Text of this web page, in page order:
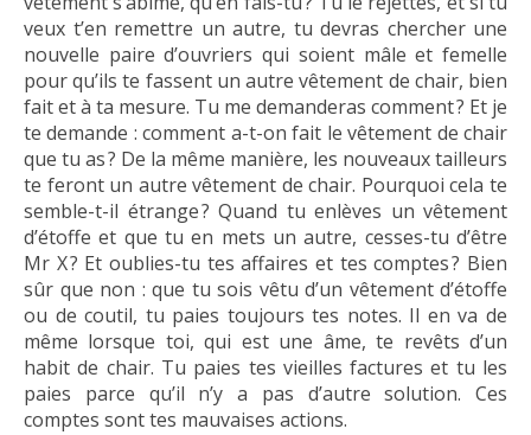
veux t’en remettre un autre, tu devras chercher une
nouvelle paire d’ouvriers qui soient mâle et femelle
pour qu’ils te fassent un autre vêtement de chair, bien
fait et à ta mesure. Tu me demanderas comment ? Et je
te demande : comment a-t-on fait le vêtement de chair
que tu as ? De la même manière, les nouveaux tailleurs
te feront un autre vêtement de chair. Pourquoi cela te
semble-t-il étrange ? Quand tu enlèves un vêtement
d’étoffe et que tu en mets un autre, cesses-tu d’être
Mr X ? Et oublies-tu tes affaires et tes comptes ? Bien
sûr que non : que tu sois vêtu d’un vêtement d’étoffe
ou de coutil, tu paies toujours tes notes. Il en va de
même lorsque toi, qui est une âme, te revêts d’un
habit de chair. Tu paies tes vieilles factures et tu les
paies parce qu’il n’y a pas d’autre solution. Ces
comptes sont tes mauvaises actions.